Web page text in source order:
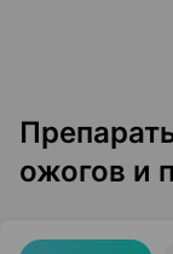
ожогов и